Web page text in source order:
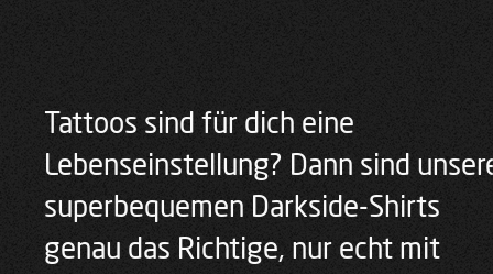
Tattoos sind für dich eine
Lebenseinstellung? Dann sind
superbequemen Darkside-Shirts
genau das Richtige, nur echt mit